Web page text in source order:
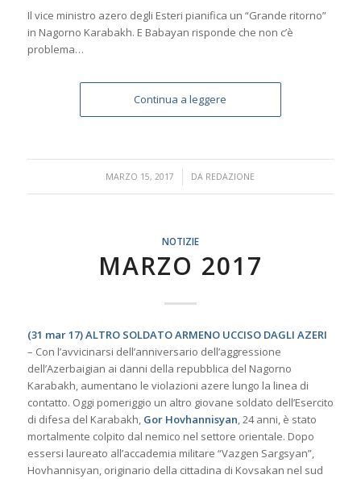
Il vice ministro azero degli Esteri pianifica un “Grande ritorno”
in Nagorno Karabakh. E Babayan risponde che non c’è
problema…
Continua a leggere
MARZO 15, 2017
/ DA REDAZIONE
NOTIZIE
MARZO 2017
(31 mar 17) ALTRO SOLDATO ARMENO UCCISO DAGLI AZERI
– Con l’avvicinarsi dell’anniversario dell’aggressione
dell’Azerbaigian ai danni della repubblica del Nagorno
Karabakh, aumentano le violazioni azere lungo la linea di
contatto. Oggi pomeriggio un altro giovane soldato dell’Esercito
di difesa del Karabakh, Gor Hovhannisyan, 24 anni, è stato
mortalmente colpito dal nemico nel settore orientale. Dopo
essersi laureato all’accademia militare “Vazgen Sargsyan”,
Hovhannisyan, originario della cittadina di Kovsakan nel sud